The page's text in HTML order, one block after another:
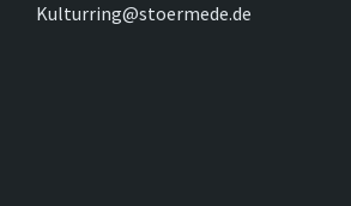
Kulturring@stoermede.de